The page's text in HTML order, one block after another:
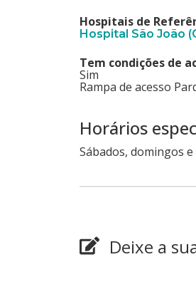
Hospitais de
Hospital São João
Tem condições de
Sim
Rampa de acesso
Horários
Sábados, domingos
Deixe a